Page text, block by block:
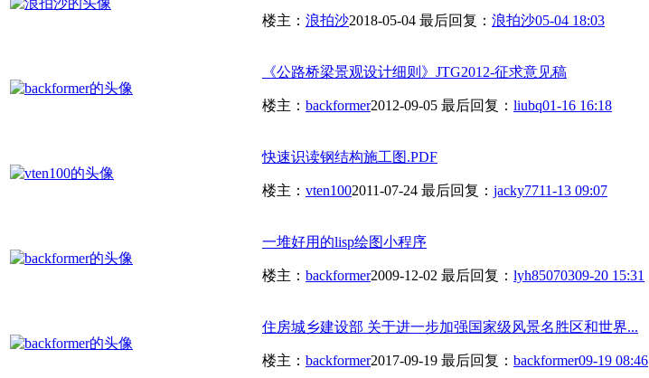
楼主： 浪拍沙2018-05-04 最后回复： 浪拍沙05-04 18:03
《公路桥梁景观设计细则》JTG2012-征求意见稿
楼主： backformer2012-09-05 最后回复： liubq01-16 16:18
快速识读钢结构施工图.PDF
楼主： vten1002011-07-24 最后回复： jacky7711-13 09:07
一堆好用的lisp绘图小程序
楼主： backformer2009-12-02 最后回复： lyh85070309-20 15:31
住房城乡建设部 关于进一步加强国家级风景名胜区和世界...
楼主： backformer2017-09-19 最后回复： backformer09-19 08:46